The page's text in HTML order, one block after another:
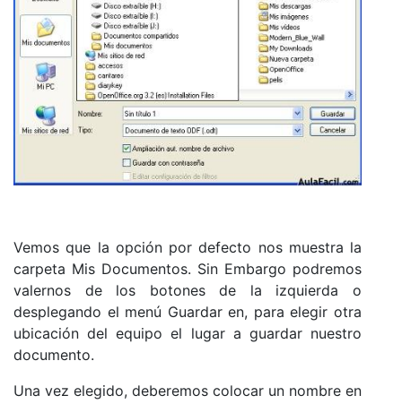
Vemos que la opción por defecto nos muestra la
carpeta Mis Documentos. Sin Embargo podremos
valernos de los botones de la izquierda o
desplegando el menú Guardar en, para elegir otra
ubicación del equipo el lugar a guardar nuestro
documento.
Una vez elegido, deberemos colocar un nombre en